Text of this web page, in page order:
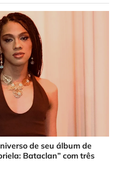
de seu álbum de
Bataclan” com três